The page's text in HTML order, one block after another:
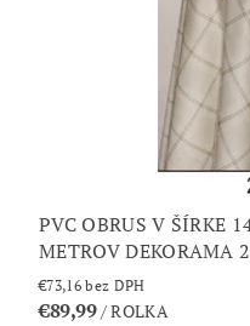
PVC OBRUS V ŠÍRKE
METROV DEKORAMA
€73,16 bez DPH
€89,99/ ROLKA